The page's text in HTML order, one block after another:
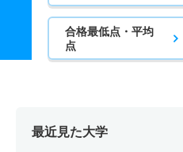
合格最低点・平均
点
最近見た大学